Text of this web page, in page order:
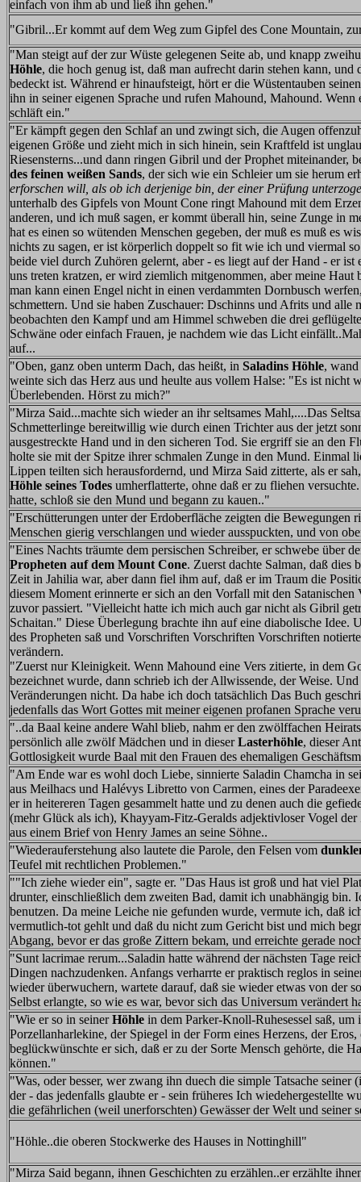
einfach von ihm ab und ließ ihn gehen."
"Gibril...Er kommt auf dem Weg zum Gipfel des Cone Mountain,
"Man steigt auf der zur Wüste gelegenen Seite ab, und knapp
Höhle, die hoch genug ist, daß man aufrecht darin stehen kann,
bedeckt ist. Während er hinaufsteigt, hört er die Wüstentauben
ihn in seiner eigenen Sprache und rufen Mahound, Mahound. Wenn
schläft ein."
"Er kämpft gegen den Schlaf an und zwingt sich, die Augen
eigenen Größe und zieht mich in sich hinein, sein Kraftfeld ist
Riesensterns...und dann ringen Gibril und der Prophet miteinander,
des feinen weißen Sands, der sich wie ein Schleier um sie herum
erforschen will, als ob ich derjenige bin, der einer Prüfung
unterhalb des Gipfels von Mount Cone ringt Mahound mit dem
anderen, und ich muß sagen, er kommt überall hin, seine Zunge in
hat es einen so wütenden Menschen gegeben, der muß es muß es
nichts zu sagen, er ist körperlich doppelt so fit wie ich und viermal
beide viel durch Zuhören gelernt, aber - es liegt auf der Hand - er
uns treten kratzen, er wird ziemlich mitgenommen, aber meine
man kann einen Engel nicht in einen verdammten Dornbusch
schmettern. Und sie haben Zuschauer: Dschinns und Afrits und alle
beobachten den Kampf und am Himmel schweben die drei
Schwäne oder einfach Frauen, je nachdem wie das Licht
auf...
"Oben, ganz oben unterm Dach, das heißt, in Saladins Höhle,
weinte sich das Herz aus und heulte aus vollem Halse: "Es ist nicht
Überlebenden. Hörst zu mich?"
"Mirza Said...machte sich wieder an ihr seltsames Mahl,....Das
Schmetterlinge bereitwillig wie durch einen Trichter aus der jetzt
ausgestreckte Hand und in den sicheren Tod. Sie ergriff sie an den
holte sie mit der Spitze ihrer schmalen Zunge in den Mund. Einmal
Lippen teilten sich herausfordernd, und Mirza Said zitterte, als er
Höhle seines Todes umherflatterte, ohne daß er zu fliehen
hatte, schloß sie den Mund und begann zu kauen.."
"Erschütterungen unter der Erdoberfläche zeigten die Bewegungen
Menschen gierig verschlangen und wieder ausspuckten, und von
"Eines Nachts träumte dem persischen Schreiber, er schwebe über
Propheten auf dem Mount Cone. Zuerst dachte Salman, daß dies
Zeit in Jahilia war, aber dann fiel ihm auf, daß er im Traum die
diesem Moment erinnerte er sich an den Vorfall mit den Satanischen
zuvor passiert. "Vielleicht hatte ich mich auch gar nicht als Gibril
Schaitan." Diese Überlegung brachte ihn auf eine diabolische Idee.
des Propheten saß und Vorschriften Vorschriften Vorschriften
verändern.
"Zuerst nur Kleinigkeit. Wenn Mahound eine Vers zitierte, in dem
bezeichnet wurde, dann schrieb ich der Allwissende, der Weise.
Veränderungen nicht. Da habe ich doch tatsächlich Das Buch
jedenfalls das Wort Gottes mit meiner eigenen profanen Sprache
"..da Baal keine andere Wahl blieb, nahm er den zwölffachen
persönlich alle zwölf Mädchen und in dieserLasterhöhle, dieser
Gottlosigkeit wurde Baal mit den Frauen des ehemaligen
"Am Ende war es wohl doch Liebe, sinnierte Saladin Chamcha in
aus Meilhacs und Halévys Libretto von Carmen, eines der
er in heitereren Tagen gesammelt hatte und zu denen auch die
(mehr Glück als ich), Khayyam-Fitz-Geralds adjektivloser Vogel der
aus einem Brief von Henry James an seine Söhne..
"Wiederauferstehung also lautete die Parole, den Felsen vom
Teufel mit rechtlichen Problemen."
""Ich ziehe wieder ein", sagte er. "Das Haus ist groß und hat viel
drunter, einschließlich dem zweiten Bad, damit ich unabhängig bin.
benutzen. Da meine Leiche nie gefunden wurde, vermute ich, daß
vermutlich-tot gehlt und daß du nicht zum Gericht bist und mich
Abgang, bevor er das große Zittern bekam, und erreichte gerade
"Sunt lacrimae rerum...Saladin hatte während der nächsten Tage
Dingen nachzudenken. Anfangs verharrte er praktisch reglos in
wieder überwuchern, wartete darauf, daß sie wieder etwas von der
Selbst erlangte, so wie es war, bevor sich das Universum verändert
"Wie er so in seinerHöhle in dem Parker-Knoll-Ruhesessel saß,
Porzellanharlekine, der Spiegel in der Form eines Herzens, der
beglückwünschte er sich, daß er zu der Sorte Mensch gehörte, die
können."
"Was, oder besser, wer zwang ihn duech die simple Tatsache seiner
der - das jedenfalls glaubte er - sein früheres Ich wiedehergestellte
die gefährlichen (weil unerforschten) Gewässer der Welt und seiner
"Höhle..die oberen Stockwerke des Hauses in Nottinghill"
"Mirza Said begann, ihnen Geschichten zu erzählen..er erzählte